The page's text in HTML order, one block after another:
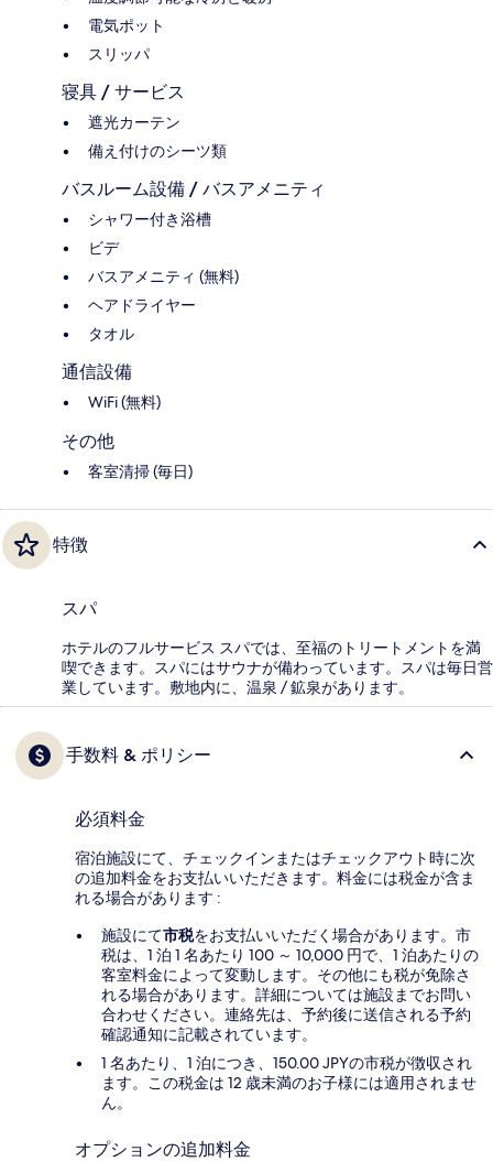
電気ポット
スリッパ
寝具 / サービス
遮光カーテン
備え付けのシーツ類
バスルーム設備 / バスアメニティ
シャワー付き浴槽
ビデ
バスアメニティ (無料)
ヘアドライヤー
タオル
通信設備
WiFi (無料)
その他
客室清掃 (毎日)
特徴
スパ
ホテルのフルサービス スパでは、至福のトリートメントを満
喫できます。スパにはサウナが備わっています。スパは毎日営
業しています。敷地内に、温泉 / 鉱泉があります。
手数料 & ポリシー
必須料金
宿泊施設にて、チェックインまたはチェックアウト時に次
の追加料金をお支払いいただきます。料金には税金が含ま
れる場合があります :
施設にて市税をお支払いいただく場合があります。市
税は、1 泊 1 名あたり 100 ～ 10,000 円で、1 泊あたりの
客室料金によって変動します。その他にも税が免除さ
れる場合があります。詳細については施設までお問い
合わせください。連絡先は、予約後に送信される予約
確認通知に記載されています。
1 名あたり、1 泊につき、150.00 JPYの市税が徴収され
ます。この税金は 12 歳未満のお子様には適用されませ
ん。
オプションの追加料金